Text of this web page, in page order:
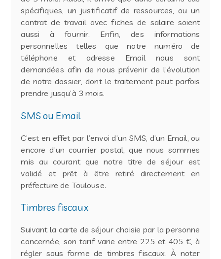
spécifiques, un justificatif de ressources, ou un
contrat de travail avec fiches de salaire soient
aussi à fournir. Enfin, des informations
personnelles telles que notre numéro de
téléphone et adresse Email nous sont
demandées afin de nous prévenir de l’évolution
de notre dossier, dont le traitement peut parfois
prendre jusqu’à 3 mois.
SMS ou Email
C’est en effet par l’envoi d’un SMS, d’un Email, ou
encore d’un courrier postal, que nous sommes
mis au courant que notre titre de séjour est
validé et prêt à être retiré directement en
préfecture de Toulouse.
Timbres fiscaux
Suivant la carte de séjour choisie par la personne
concernée, son tarif varie entre 225 et 405 €, à
régler sous forme de timbres fiscaux. À noter